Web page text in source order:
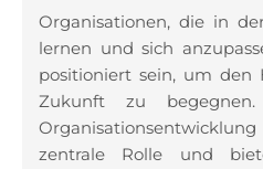
Organisationen, die in
lernen und sich
positioniert sein, um den
Zukunft zu
zentrale Rolle und